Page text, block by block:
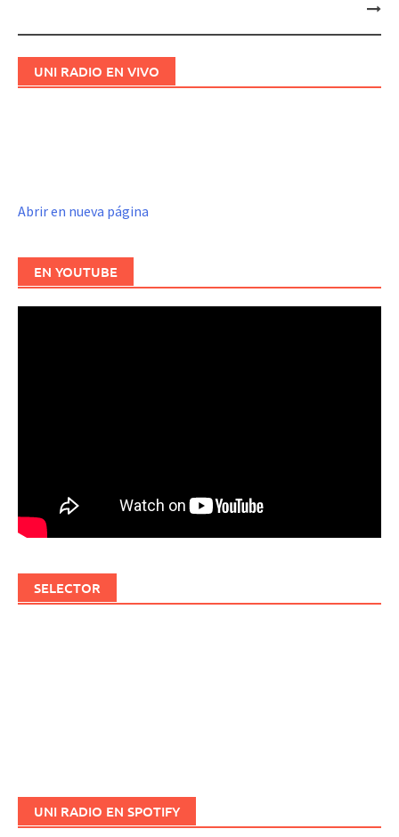
UNI RADIO EN VIVO
Abrir en nueva página
EN YOUTUBE
SELECTOR
UNI RADIO EN SPOTIFY